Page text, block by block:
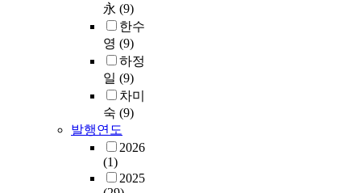
永 (9)
한수
영 (9)
하정
일 (9)
차미
숙 (9)
발행연도
2026
(1)
2025